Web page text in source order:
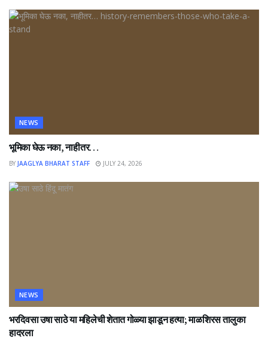
NEWS
भूमिका घेऊ नका, नाहीतर…
BY JAAGLYA BHARAT STAFF JULY 24, 2026
NEWS
भरदिवसा उषा साठे या महिलेची शेतात गोळ्या झाडून हत्या; माळशिरस तालुका
हादरला